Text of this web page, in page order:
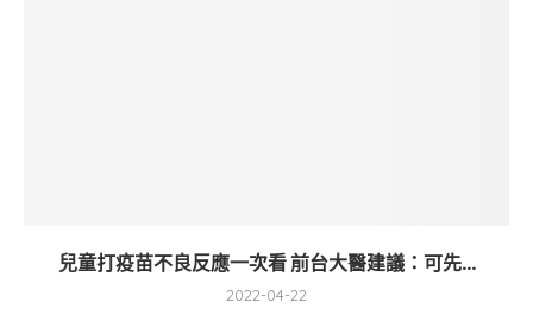
兒童打疫苗不良反應一次看 前台大醫建議：可先...
2022-04-22